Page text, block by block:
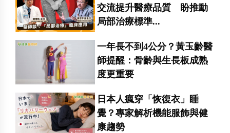
交流提升醫療品質 盼推動
局部治療標準...
一年長不到4公分？黃玉齡醫
師提醒：骨齡與生長板成熟
度更重要
日本人瘋穿「恢復衣」睡
覺？專家解析機能服飾與健
康趨勢